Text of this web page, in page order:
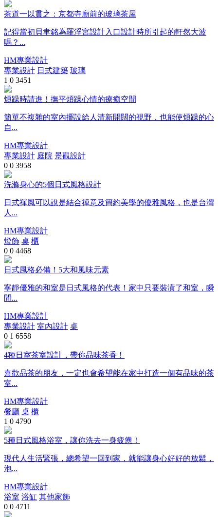
茶道一以貫之：京都寺廟前的玻璃茶屋
記得當初貝聿銘為羅浮宮設計入口設計時所引起的軒然大波
嗎？...
HM專業設計
專業設計 日式建築 玻璃
1 0 3451
煩躁時請進！撫平煩躁心情的療癒空間
簡單不複雜的室內擺設給人清新開闊的視野，也能使煩躁的心
自...
HM專業設計
專業設計 庭院 景觀設計
0 0 3958
洗滌身心的5個日式風格設計
日式禪風可以說是結合禪意及簡約美學的優雅風格，也是台灣
人...
HM專業設計
燈飾 桌 櫃
0 0 4468
日式風格必備！5大和風味元素
寧靜優雅的和室是日式風格的代表！家中只要裝潢了和室，瞬
間...
HM專業設計
專業設計 室內設計 桌
0 1 6558
4種日室茶室設計，帶你品味茶香！
喜歡品茶的朋友，一定也會希望能在家中打造一個有品味的茶
室...
HM專業設計
餐廳 桌 櫃
1 0 4790
5種日式風格浴室，讓你洗去一身疲憊！
現代人生活緊張，總希望一回到家，就能讓身心好好的放鬆，
泡...
HM專業設計
浴室 浴缸 其他家飾
0 0 4711